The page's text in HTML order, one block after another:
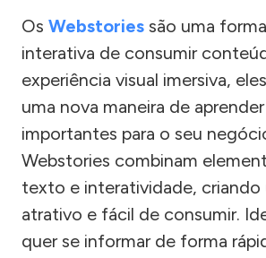
Os Webstories são uma
interativa de consumir
experiência visual imersiva,
uma nova maneira de
importantes para o seu
Webstories combinam
texto e interatividade,
atrativo e fácil de consumir.
quer se informar de forma